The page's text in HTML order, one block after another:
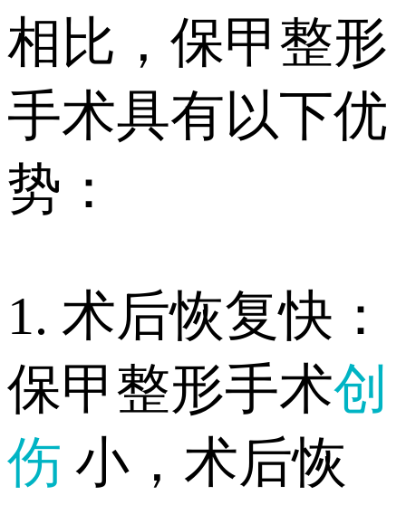
相比，保甲整形
手术具有以下优
势：
1. 术后恢复快：
保甲整形手术创
伤 小，术后恢